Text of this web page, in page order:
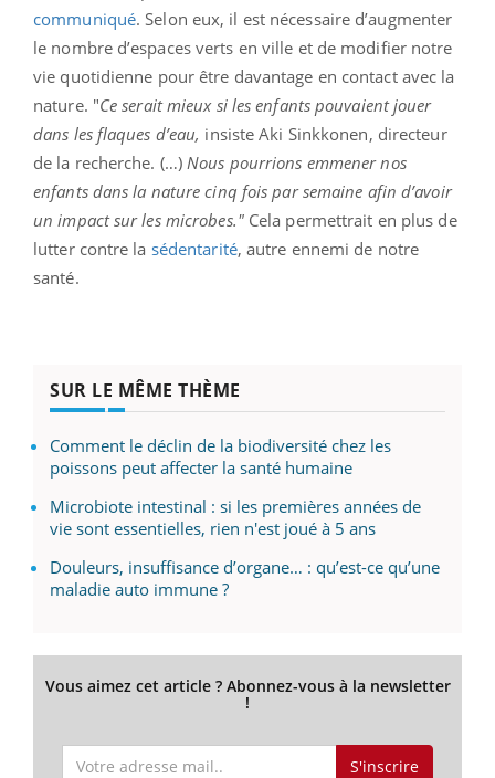
communiqué. Selon eux, il est nécessaire d’augmenter
le nombre d’espaces verts en ville et de modifier notre
vie quotidienne pour être davantage en contact avec la
nature. "Ce serait mieux si les enfants pouvaient jouer
dans les flaques d’eau, insiste Aki Sinkkonen, directeur
de la recherche. (…)Nous pourrions emmener nos
enfants dans la nature cinq fois par semaine afin d’avoir
un impact sur les microbes." Cela permettrait en plus de
lutter contre la sédentarité, autre ennemi de notre
santé.
SUR LE MÊME THÈME
Comment le déclin de la biodiversité chez les
poissons peut affecter la santé humaine
Microbiote intestinal : si les premières années de
vie sont essentielles, rien n'est joué à 5 ans
Douleurs, insuffisance d’organe… : qu’est-ce qu’une
maladie auto immune ?
Vous aimez cet article ? Abonnez-vous à la newsletter
!
S'inscrire